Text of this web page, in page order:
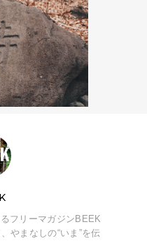
フリーマガジンBEEK
やまなしの“いま”を伝